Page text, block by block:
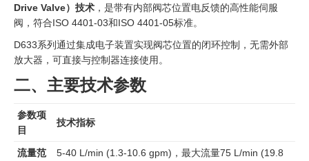
Drive Valve）技术 ，是带有内部阀芯位置电反馈的高性能伺服
阀，符合ISO 4401-03和ISO 4401-05标准。
D633系列通过集成电子装置实现阀芯位置的闭环控制，无需外部
放大器，可直接与控制器连接使用。
二、主要技术参数
参数项
目
技术指标
流量范
5-40 L/min (1.3-10.6 gpm)，最大流量75 L/min (19.8